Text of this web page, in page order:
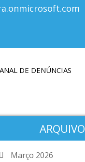
DE DENÚNCIAS
ARQUIVO
Março 2026